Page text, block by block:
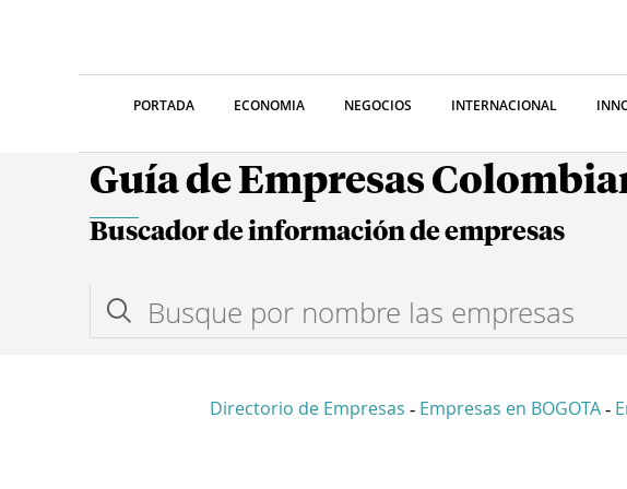
PORTADA ECONOMIA NEGOCIOS INTERNACIONAL
Guía de Empresas
Buscador de información de empresas
Directorio de Empresas - Empresas en BOGOTA -